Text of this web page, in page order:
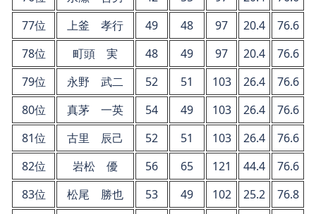
77位
上釜 孝行 49 48 97 20.4
76.6
78位
町頭 実 48 49 97 20.4
76.6
79位
永野 武二 52 51 103 26.4
76.6
80位
真茅 一英 54 49 103 26.4
76.6
81位
古里 辰己 52 51 103 26.4
76.6
82位
岩松 優 56 65 121 44.4
76.6
83位
松尾 勝也 53 49 102 25.2
76.8